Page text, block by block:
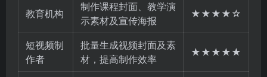
教育机构
制作课程封面、教学演
示素材及宣传海报
★★★★☆
短视频制
作者
批量生成视频封面及素
材，提高制作效率
★★★★★